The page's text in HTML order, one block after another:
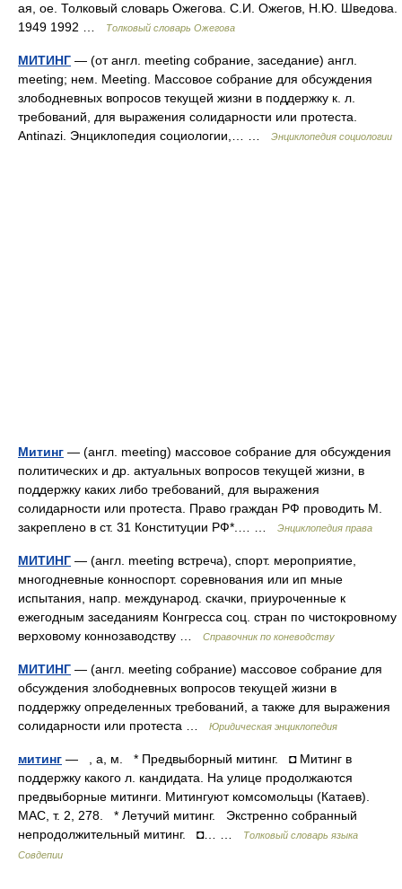
ая, ое. Толковый словарь Ожегова. С.И. Ожегов, Н.Ю. Шведова.
1949 1992 …
Толковый словарь Ожегова
МИТИНГ — (от англ. meeting собрание, заседание) англ.
meeting; нем. Meeting. Массовое собрание для обсуждения
злободневных вопросов текущей жизни в поддержку к. л.
требований, для выражения солидарности или протеста.
Antinazi. Энциклопедия социологии,… …
Энциклопедия социологии
Митинг — (англ. meeting) массовое собрание для обсуждения
политических и др. актуальных вопросов текущей жизни, в
поддержку каких либо требований, для выражения
солидарности или протеста. Право граждан РФ проводить М.
закреплено в ст. 31 Конституции РФ*.… …
Энциклопедия права
МИТИНГ — (англ. meeting встреча), спорт. мероприятие,
многодневные конноспорт. соревнования или ип мные
испытания, напр. международ. скачки, приуроченные к
ежегодным заседаниям Конгресса соц. стран по чистокровному
верховому коннозаводству …
Справочник по коневодству
МИТИНГ — (англ. мeeting собрание) массовое собрание для
обсуждения злободневных вопросов текущей жизни в
поддержку определенных требований, а также для выражения
солидарности или протеста …
Юридическая энциклопедия
митинг — , а, м. * Предвыборный митинг. ◘ Митинг в
поддержку какого л. кандидата. На улице продолжаются
предвыборные митинги. Митингуют комсомольцы (Катаев).
МАС, т. 2, 278. * Летучий митинг. Экстренно собранный
непродолжительный митинг. ◘… …
Толковый словарь языка
Совдепии